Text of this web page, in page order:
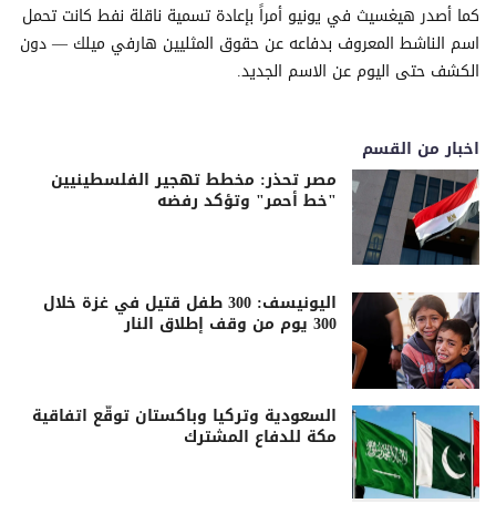
كما أصدر هيغسيث في يونيو أمراً بإعادة تسمية ناقلة نفط كانت تحمل
اسم الناشط المعروف بدفاعه عن حقوق المثليين هارفي ميلك — دون
الكشف حتى اليوم عن الاسم الجديد.
اخبار من القسم
مصر تحذر: مخطط تهجير الفلسطينيين
"خط أحمر" وتؤكد رفضه
اليونيسف: 300 طفل قتيل في غزة خلال
300 يوم من وقف إطلاق النار
السعودية وتركيا وباكستان توقّع اتفاقية
مكة للدفاع المشترك